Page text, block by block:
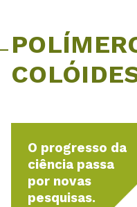
O progresso da
ciência passa
por novas
pesquisas.